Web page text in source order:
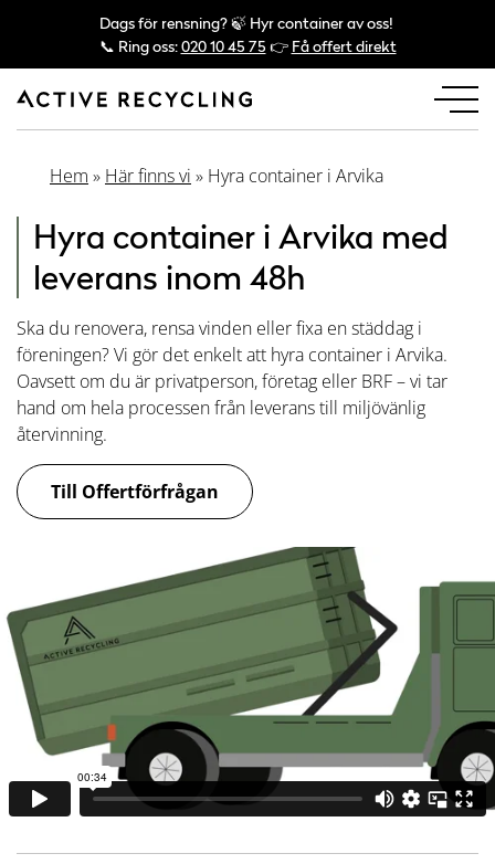
Dags för rensning? 🍃 Hyr container av oss!
📞 Ring oss:020 10 45 75 👉 Få offert direkt
Hem » Här finns vi » Hyra container i Arvika
Hyra container i Arvika med
leverans inom 48h
Ska du renovera, rensa vinden eller fixa en städdag i
föreningen? Vi gör det enkelt att hyra container i Arvika.
Oavsett om du är privatperson, företag eller BRF – vi tar
hand om hela processen från leverans till miljövänlig
återvinning.
Till Offertförfrågan